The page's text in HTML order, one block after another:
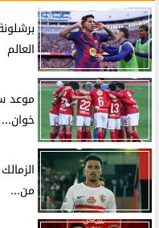
العالم
موعد
خوان...
من...